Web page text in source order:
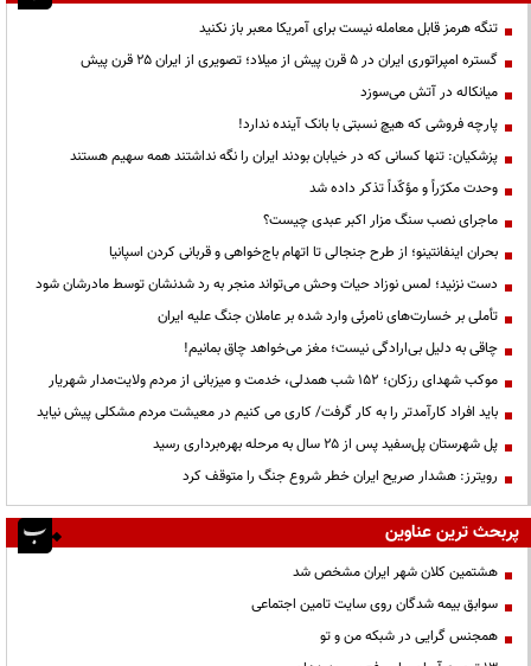
تنگه هرمز قابل معامله نیست برای آمریکا معبر باز نکنید
گستره امپراتوری ایران در ۵ قرن پیش از میلاد؛ تصویری از ایران ۲۵ قرن پیش
میانکاله در آتش می‌سوزد
پارچه فروشی که هیچ نسبتی با بانک آینده ندارد!
پزشکیان: تنها کسانی که در خیابان بودند ایران را نگه نداشتند همه سهیم هستند
وحدت مکرّراً و مؤکّداً تذکر داده شد
ماجرای نصب سنگ مزار اکبر عبدی چیست؟
بحران اینفانتینو؛ از طرح جنجالی تا اتهام باج‌خواهی و قربانی کردن اسپانیا
دست نزنید؛ لمس نوزاد حیات وحش می‌تواند منجر به رد شدنشان توسط مادرشان شود
تأملی بر خسارت‌های نامرئی وارد شده بر عاملان جنگ علیه ایران
چاقی به دلیل بی‌ارادگی نیست؛ مغز می‌خواهد چاق بمانیم!
موکب شهدای رزکان؛ ۱۵۲ شب همدلی، خدمت و میزبانی از مردم ولایت‌مدار شهریار
باید افراد کارآمدتر را به کار گرفت/ کاری می کنیم در معیشت مردم مشکلی پیش نیاید
پل شهرستان پل‌سفید پس از ۲۵ سال به مرحله بهره‌برداری رسید
رویترز: هشدار صریح ایران خطر شروع جنگ را متوقف کرد
پربحث ترین عناوین
هشتمین کلان شهر ایران مشخص شد
سوابق بیمه شدگان روی سایت تامین اجتماعی
همجنس گرایی در شبکه من و تو